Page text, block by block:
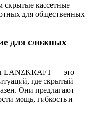
кассетные
для общественных
для сложных
LANZKRAFT — это
где скрытый
Они предлагают
мощь, гибкость и